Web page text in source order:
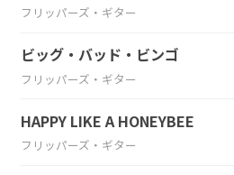
フリッパーズ・ギター
ビッグ・バッド・ビンゴ
フリッパーズ・ギター
HAPPY LIKE A HONEYBEE
フリッパーズ・ギター